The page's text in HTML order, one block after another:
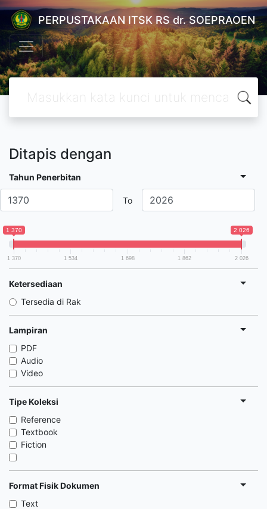
PERPUSTAKAAN ITSK RS dr. SOEPRAOEN
Ditapis dengan
Tahun Penerbitan
To
1 370 2 026
1 370 1 534 1 698 1 862 2 026
Ketersediaan
Tersedia di Rak
Lampiran
PDF
Audio
Video
Tipe Koleksi
Reference
Textbook
Fiction
Format Fisik Dokumen
Text